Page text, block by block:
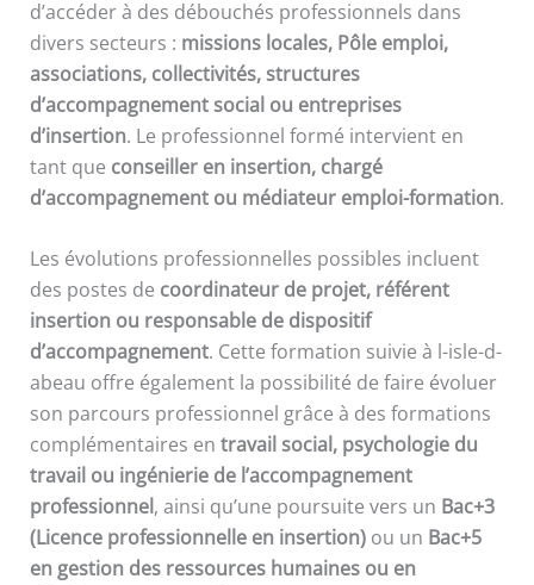
d’accéder à des débouchés professionnels dans
divers secteurs : missions locales, Pôle emploi,
associations, collectivités, structures
d’accompagnement social ou entreprises
d’insertion. Le professionnel formé intervient en
tant que conseiller en insertion, chargé
d’accompagnement ou médiateur emploi-formation.
Les évolutions professionnelles possibles incluent
des postes de coordinateur de projet, référent
insertion ou responsable de dispositif
d’accompagnement. Cette formation suivie à l-isle-d-
abeau offre également la possibilité de faire évoluer
son parcours professionnel grâce à des formations
complémentaires en travail social, psychologie du
travail ou ingénierie de l’accompagnement
professionnel, ainsi qu’une poursuite vers un Bac+3
(Licence professionnelle en insertion) ou un Bac+5
en gestion des ressources humaines ou en